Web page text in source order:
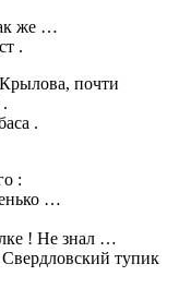
же …
.
почти
.
:
…
! Не знал …
Свердловский тупик